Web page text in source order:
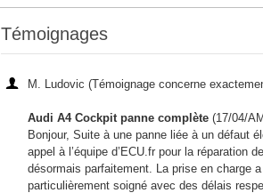
Témoignages
M. Ludovic (Témoignage concerne
Audi A4 Cockpit panne complète (17/04/
Bonjour, Suite à une panne liée à un défaut
appel à l’équipe d’ECU.fr pour la réparation
désormais parfaitement. La prise en charge
particulièrement soigné avec des délais